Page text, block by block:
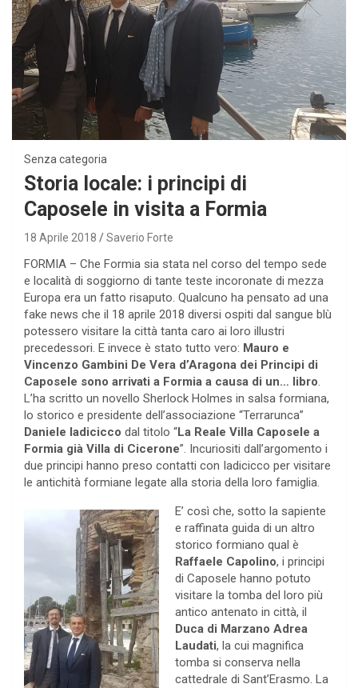
Senza categoria
Storia locale: i principi di
Caposele in visita a Formia
18 Aprile 2018 Saverio Forte
FORMIA – Che Formia sia stata nel corso del tempo sede
e località di soggiorno di tante teste incoronate di mezza
Europa era un fatto risaputo. Qualcuno ha pensato ad una
fake news che il 18 aprile 2018 diversi ospiti dal sangue blù
potessero visitare la città tanta caro ai loro illustri
precedessori. E invece è stato tutto vero: Mauro e
Vincenzo Gambini De Vera d’Aragona dei Principi di
Caposele sono arrivati a Formia a causa di un… libro.
L’ha scritto un novello Sherlock Holmes in salsa formiana,
lo storico e presidente dell’associazione “Terrarunca”
Daniele Iadicicco dal titolo “La Reale Villa Caposele a
Formia già Villa di Cicerone”. Incuriositi dall’argomento i
due principi hanno preso contatti con Iadicicco per visitare
le antichità formiane legate alla storia della loro famiglia.
E’ così che, sotto la sapiente
e raffinata guida di un altro
storico formiano qual è
Raffaele Capolino, i principi
di Caposele hanno potuto
visitare la tomba del loro più
antico antenato in città, il
Duca di Marzano Adrea
Laudati, la cui magnifica
tomba si conserva nella
cattedrale di Sant’Erasmo. La